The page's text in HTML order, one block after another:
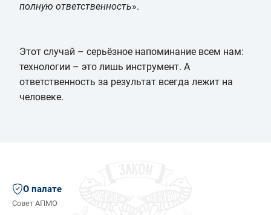
полную ответственность».
Этот случай – серьёзное напоминание всем нам:
технологии – это лишь инструмент. А
ответственность за результат всегда лежит на
человеке.
О палате
Совет АПМО